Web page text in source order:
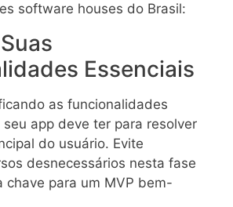
software houses do Brasil:
Essenciais
as funcionalidades
seu app deve ter para resolver
do usuário. Evite
desnecessários nesta fase
chave para um MVP bem-